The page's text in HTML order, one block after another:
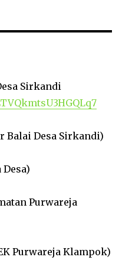
Sirkandi
Balai Desa Sirkandi)
Desa)
Purwareja
Purwareja Klampok)